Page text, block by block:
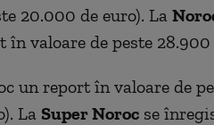
20.000 de euro). La
valoare de peste 28.900
un report în valoare de
La Super Norocse